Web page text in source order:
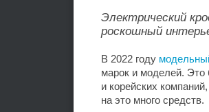
Электрический
роскошный
В 2022 году
марок и моделей. Это
и корейских
на это много средств.